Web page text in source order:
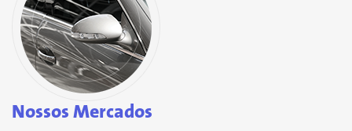
Nossos Mercados